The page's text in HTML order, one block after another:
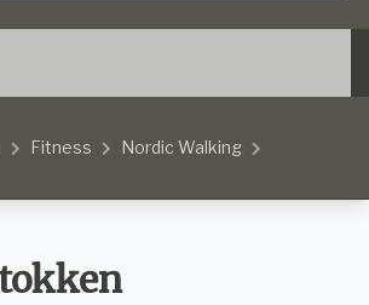
Fitness
Nordic Walking